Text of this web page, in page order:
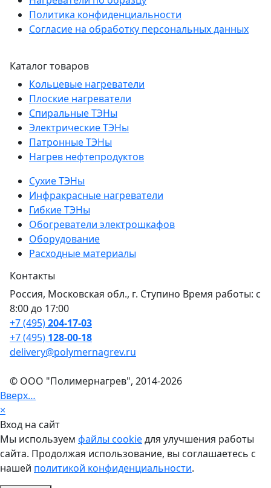
Политика конфиденциальности
Согласие на обработку персональных данных
Каталог товаров
Кольцевые нагреватели
Плоские нагреватели
Спиральные ТЭНы
Электрические ТЭНы
Патронные ТЭНы
Нагрев нефтепродуктов
Сухие ТЭНы
Инфракрасные нагреватели
Гибкие ТЭНы
Обогреватели электрошкафов
Оборудование
Расходные материалы
Контакты
Россия, Московская обл., г. Ступино Время работы: с
8:00 до 17:00
+7 (495)204-17-03
+7 (495) 128-00-18
delivery@polymernagrev.ru
© ООО "Полимернагрев", 2014-2026
Вверх…
×
Вход на сайт
Мы используем файлы cookieдля улучшения работы
сайта. Продолжая использование, вы соглашаетесь с
нашей политикой конфиденциальности.